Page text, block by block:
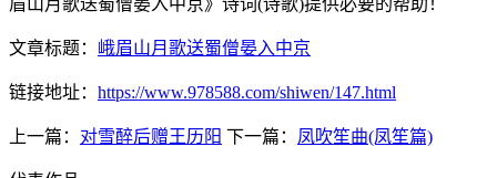
文章标题： 峨眉山月歌送蜀僧晏入中京
链接地址： https://www.978588.com/shiwen/147.html
上一篇： 对雪醉后赠王历阳 下一篇： 凤吹笙曲(凤笙篇)